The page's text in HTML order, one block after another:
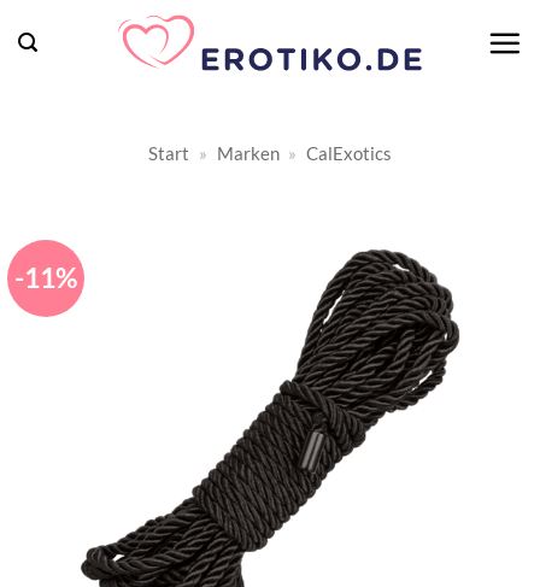
Inhalt
Start » Marken » CalExotics
-11%